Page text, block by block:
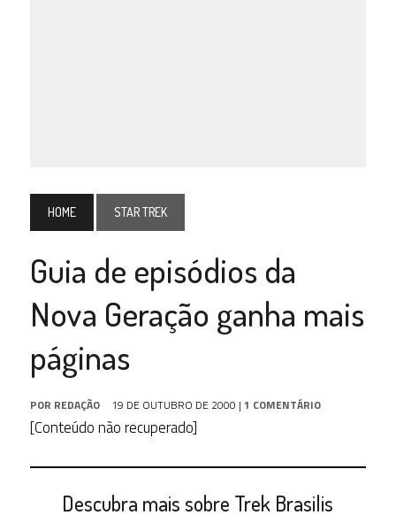
HOME STAR TREK
Guia de episódios da
Nova Geração ganha mais
páginas
POR REDAÇÃO 19 DE OUTUBRO DE 2000 | 1 COMENTÁRIO
[Conteúdo não recuperado]
Descubra mais sobre Trek Brasilis